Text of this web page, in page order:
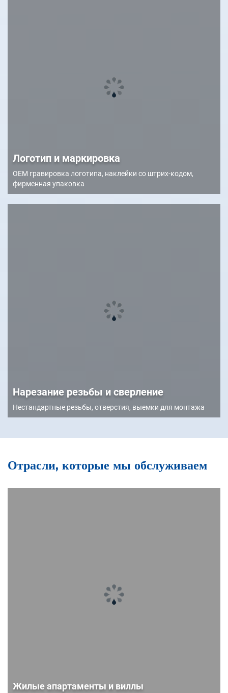
Логотип и маркировка
OEM гравировка логотипа, наклейки со штрих-кодом,
фирменная упаковка
Нарезание резьбы и сверление
Нестандартные резьбы, отверстия, выемки для монтажа
Отрасли, которые мы обслуживаем
Жилые апартаменты и виллы